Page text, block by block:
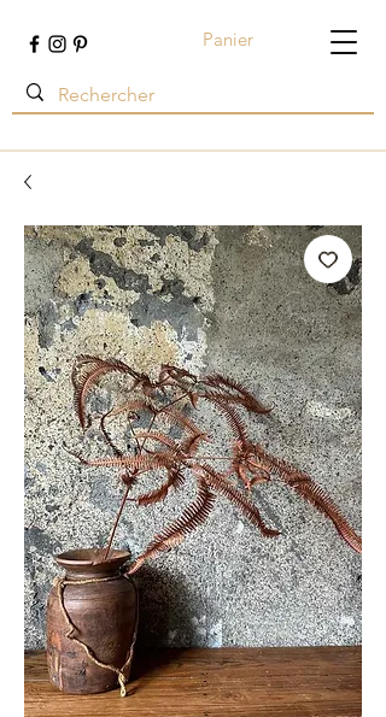
Panier